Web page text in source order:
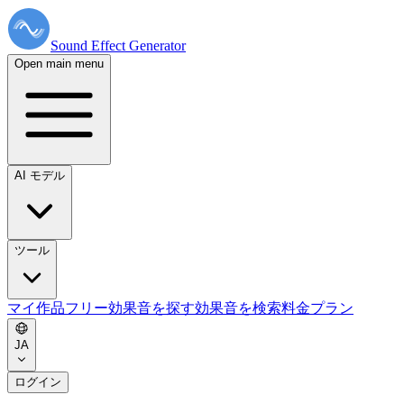
Sound Effect Generator
Open main menu
AI モデル
ツール
マイ作品フリー効果音を探す効果音を検索料金プラン
JA
ログイン